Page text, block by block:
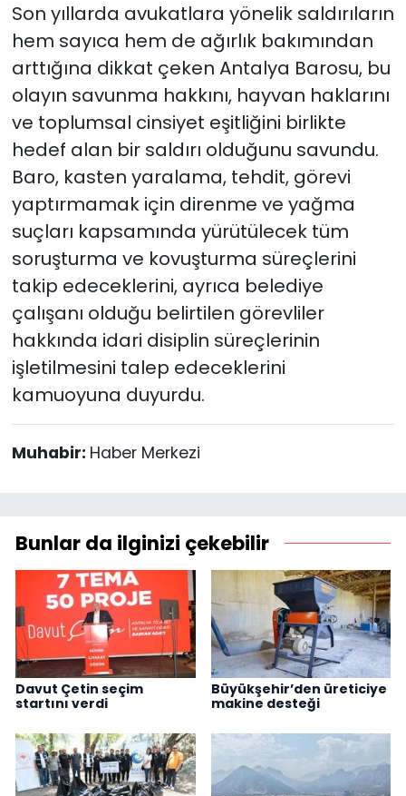
Son yıllarda avukatlara yönelik saldırıların
hem sayıca hem de ağırlık bakımından
arttığına dikkat çeken Antalya Barosu, bu
olayın savunma hakkını, hayvan haklarını
ve toplumsal cinsiyet eşitliğini birlikte
hedef alan bir saldırı olduğunu savundu.
Baro, kasten yaralama, tehdit, görevi
yaptırmamak için direnme ve yağma
suçları kapsamında yürütülecek tüm
soruşturma ve kovuşturma süreçlerini
takip edeceklerini, ayrıca belediye
çalışanı olduğu belirtilen görevliler
hakkında idari disiplin süreçlerinin
işletilmesini talep edeceklerini
kamuoyuna duyurdu.
Muhabir: Haber Merkezi
Bunlar da ilginizi çekebilir
Davut Çetin seçim
startını verdi
Büyükşehir’den üreticiye
makine desteği